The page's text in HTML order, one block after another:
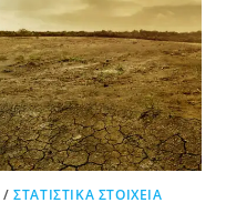
/ΣΤΑΤΙΣΤΙΚΆ ΣΤΟΙΧΕΊΑ